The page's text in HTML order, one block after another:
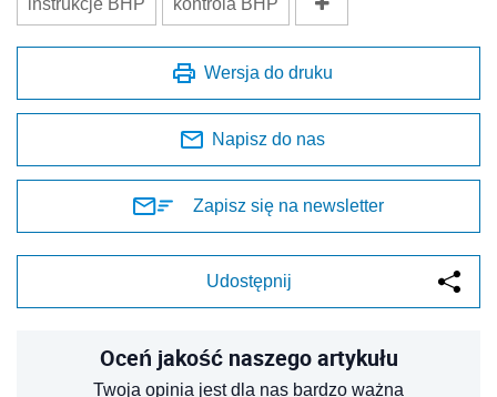
instrukcje BHP kontrola BHP
Wersja do druku
Napisz do nas
Zapisz się na newsletter
Udostępnij
Oceń jakość naszego artykułu
Twoja opinia jest dla nas bardzo ważna